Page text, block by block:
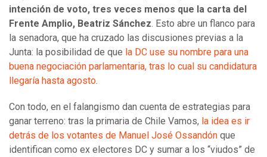
intención de voto, tres veces menos que la carta del
Frente Amplio, Beatriz Sánchez. Esto abre un flanco para
la senadora, que ha cruzado las discusiones previas a la
Junta: la posibilidad de que la DC use su nombre para una
buena negociación parlamentaria, tras lo cual su candidatura
llegaría hasta agosto.
Con todo, en el falangismo dan cuenta de estrategias para
ganar terreno: tras la primaria de Chile Vamos, la idea es ir
detrás de los votantes de Manuel José Ossandón que
identifican como ex electores DC y sumar a los “viudos” de